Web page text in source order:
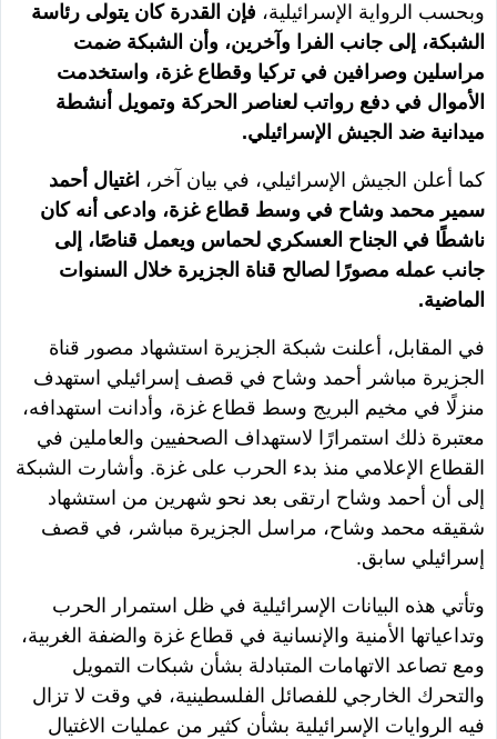
وبحسب الرواية الإسرائيلية، فإن القدرة كان يتولى رئاسة
الشبكة، إلى جانب الفرا وآخرين، وأن الشبكة ضمت
مراسلين وصرافين في تركيا وقطاع غزة، واستخدمت
الأموال في دفع رواتب لعناصر الحركة وتمويل أنشطة
ميدانية ضد الجيش الإسرائيلي.
كما أعلن الجيش الإسرائيلي، في بيان آخر، اغتيال أحمد
سمير محمد وشاح في وسط قطاع غزة، وادعى أنه كان
ناشطًا في الجناح العسكري لحماس ويعمل قناصًا، إلى
جانب عمله مصورًا لصالح قناة الجزيرة خلال السنوات
الماضية.
في المقابل، أعلنت شبكة الجزيرة استشهاد مصور قناة
الجزيرة مباشر أحمد وشاح في قصف إسرائيلي استهدف
منزلًا في مخيم البريج وسط قطاع غزة، وأدانت استهدافه،
معتبرة ذلك استمرارًا لاستهداف الصحفيين والعاملين في
القطاع الإعلامي منذ بدء الحرب على غزة. وأشارت الشبكة
إلى أن أحمد وشاح ارتقى بعد نحو شهرين من استشهاد
شقيقه محمد وشاح، مراسل الجزيرة مباشر، في قصف
إسرائيلي سابق.
وتأتي هذه البيانات الإسرائيلية في ظل استمرار الحرب
وتداعياتها الأمنية والإنسانية في قطاع غزة والضفة الغربية،
ومع تصاعد الاتهامات المتبادلة بشأن شبكات التمويل
والتحرك الخارجي للفصائل الفلسطينية، في وقت لا تزال
فيه الروايات الإسرائيلية بشأن كثير من عمليات الاغتيال